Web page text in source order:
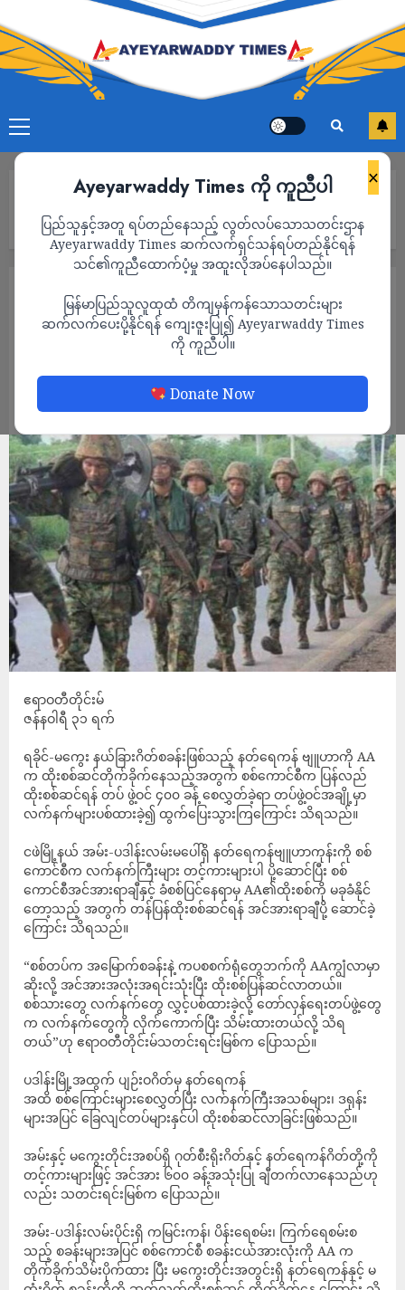
×
Ayeyarwaddy Times ကို ကူညီပါ
ပြည်သူနှင့်အတူ ရပ်တည်နေသည့် လွတ်လပ်သောသတင်းဌာန
Ayeyarwaddy Times ဆက်လက်ရှင်သန်ရပ်တည်နိုင်ရန်
သင်၏ကူညီထောက်ပံ့မှု အထူးလိုအပ်နေပါသည်။
မြန်မာပြည်သူလူထုထံ တိကျမှန်ကန်သောသတင်းများ
ဆက်လက်ပေးပို့နိုင်ရန် ကျေးဇူးပြု၍ Ayeyarwaddy Times
ကို ကူညီပါ။
Donate Now
စစ်ကောင်စီတပ်ဖွဲ့ဝင် ရာကျော်ထွက်ပြေး
ရခိုင်-မကွေးနယ်ခြားဂိတ် နတ်ရေကန်ကို
ပြန်လည်ထိုးစစ်ဆင်လာသည့် စစ်ကောင်စီတပ်ဖွဲ့
ဝင် ရာကျော်ထွက်ပြေး
ADMIN JANUARY 31, 2025
ဧရာဝတီတိုင်းမ်
ဇန်နဝါရီ ၃၁ ရက်
ရခိုင်-မကွေး နယ်ခြားဂိတ်စခန်းဖြစ်သည့် နတ်ရေကန် ဗျူဟာကို AA
က ထိုးစစ်ဆင်တိုက်ခိုက်နေသည့်အတွက် စစ်ကောင်စီက ပြန်လည်
ထိုးစစ်ဆင်ရန် တပ် ဖွဲ့ဝင် ၄၀၀ ခန့် စေလွှတ်ခဲ့ရာ တပ်ဖွဲ့ဝင်အချို့မှာ
လက်နက်များပစ်ထားခဲ့၍ ထွက်ပြေးသွားကြကြောင်း သိရသည်။
ငဖဲမြို့နယ် အမ်း-ပဒါန်းလမ်းမပေါ်ရှိ နတ်ရေကန်ဗျူဟာကုန်းကို စစ်
ကောင်စီက လက်နက်ကြီးများ တင့်ကားများပါ ပို့ဆောင်ပြီး စစ်
ကောင်စီအင်အားရာချီနှင့် ခံစစ်ပြင်နေရာမှ AA၏ထိုးစစ်ကို မခုခံနိုင်
တော့သည့် အတွက် တန်ပြန်ထိုးစစ်ဆင်ရန် အင်အားရာချီပို့ ဆောင်ခဲ့
ကြောင်း သိရသည်။
“စစ်တပ်က အမြောက်စခန်းနဲ့ ကပစစက်ရုံတွေဘက်ကို AAကျွံလာမှာ
ဆိုးလို့ အင်အားအလုံးအရင်းသုံးပြီး ထိုးစစ်ပြန်ဆင်လာတယ်။
စစ်သားတွေ လက်နက်တွေ လွှင့်ပစ်ထားခဲ့လို့ တော်လှန်ရေးတပ်ဖွဲ့တွေ
က လက်နက်တွေကို လိုက်ကောက်ပြီး သိမ်းထားတယ်လို့ သိရ
တယ်”ဟု ဧရာဝတီတိုင်းမ်သတင်းရင်းမြစ်က ပြောသည်။
ပဒါန်းမြို့အထွက် ပျဉ်းဝဂိတ်မှ နတ်ရေကန်
အထိ စစ်ကြောင်းများစေလွှတ်ပြီး လက်နက်ကြီးအသစ်များ၊ ဒရုန်း
များအပြင် ခြေလျင်တပ်များနှင်ပါ ထိုးစစ်ဆင်လာခြင်းဖြစ်သည်။
အမ်းနှင့် မကွေးတိုင်းအစပ်ရှိ ဂုတ်စီးရိုးဂိတ်နှင့် နတ်ရေကန်ဂိတ်တို့ကို
တင့်ကားများဖြင့် အင်အား ၆၀၀ ခန့်အသုံးပြု ချီတက်လာနေသည်ဟု
လည်း သတင်းရင်းမြစ်က ပြောသည်။
အမ်း-ပဒါန်းလမ်းပိုင်းရှိ ကမြင်းကန်၊ ပိန်းရေစမ်း၊ ကြက်ရေစမ်းစ
သည့် စခန်းများအပြင် စစ်ကောင်စီ စခန်းငယ်အားလုံးကို AA က
တိုက်ခိုက်သိမ်းပိုက်ထား ပြီး မကွေးတိုင်းအတွင်းရှိ နတ်ရေကန်နှင့် မ